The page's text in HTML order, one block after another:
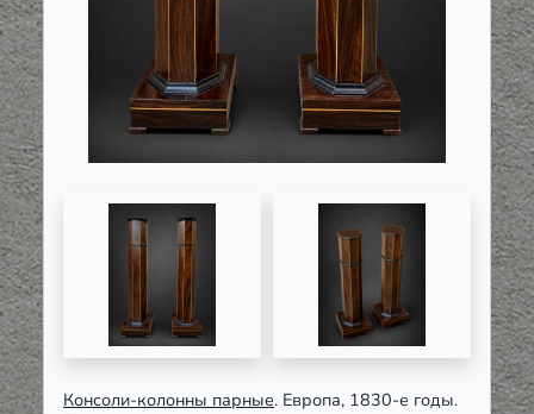
Консоли-колонны парные. Европа, 1830-е годы.